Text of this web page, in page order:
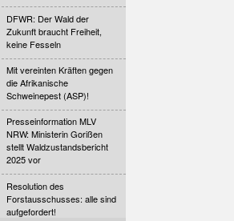
DFWR: Der Wald der
Zukunft braucht Freiheit,
keine Fesseln
Mit vereinten Kräften gegen
die Afrikanische
Schweinepest (ASP)!
Presseinformation MLV
NRW: Ministerin Gorißen
stellt Waldzustandsbericht
2025 vor
Resolution des
Forstausschusses: alle sind
aufgefordert!